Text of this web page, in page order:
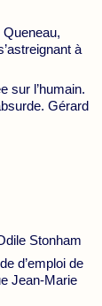
à
sur l’humain.
Gérard
Stonham
d’emploi de
Jean-Marie